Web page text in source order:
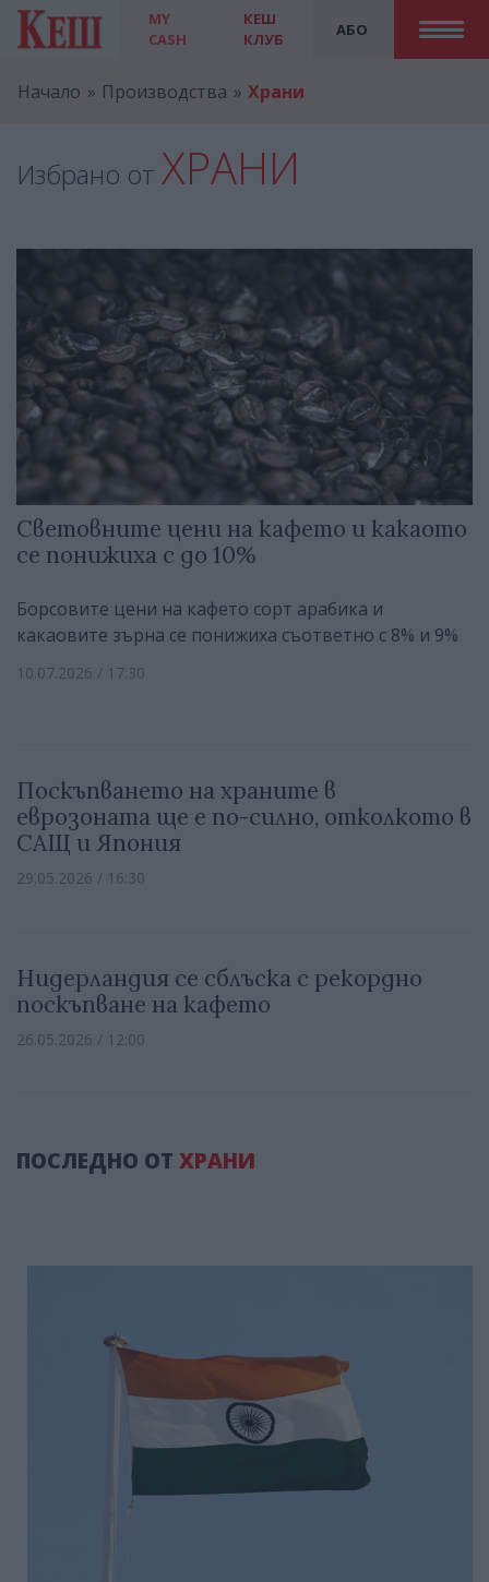
MY
CASH
АБО
КЕШ
КЛУБ
Начало Производства Храни
Избрано от ХРАНИ
Световните цени на кафето и какаото
се понижиха с до 10%
Борсовите цени на кафето сорт арабика и
какаовите зърна се понижиха съответно с 8% и 9%
10.07.2026 / 17:30
Поскъпването на храните в
еврозоната ще е по-силно, отколкото в
САЩ и Япония
29.05.2026 / 16:30
Нидерландия се сблъска с рекордно
поскъпване на кафето
26.05.2026 / 12:00
ПОСЛЕДНО ОТ ХРАНИ